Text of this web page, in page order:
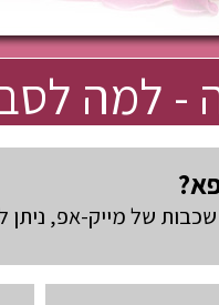
של מייק-אפ, ניתן
- למה